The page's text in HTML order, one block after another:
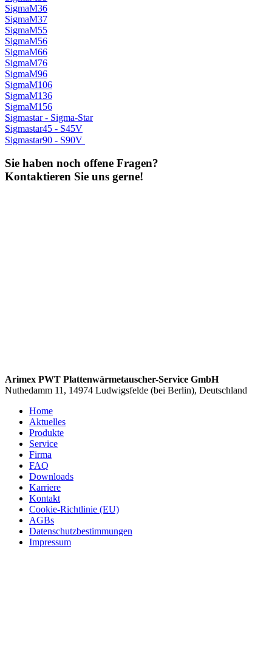
SigmaM36
SigmaM37
SigmaM55
SigmaM56
SigmaM66
SigmaM76
SigmaM96
SigmaM106
SigmaM136
SigmaM156
Sigmastar - Sigma-Star
Sigmastar45 - S45V
Sigmastar90 - S90V
Sie haben noch offene Fragen?
Kontaktieren Sie uns gerne!
Arimex PWT Plattenwärmetauscher-Service GmbH
Nuthedamm 11, 14974 Ludwigsfelde (bei Berlin), Deutschland
Home
Aktuelles
Produkte
Service
Firma
FAQ
Downloads
Karriere
Kontakt
Cookie-Richtlinie (EU)
AGBs
Datenschutzbestimmungen
Impressum